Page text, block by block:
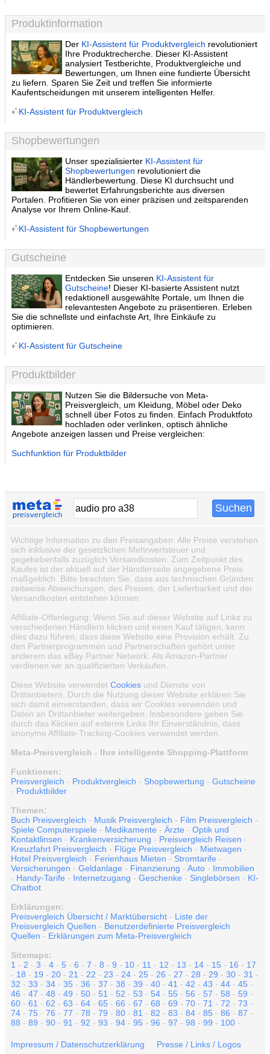
Produktinformation
Der KI-Assistent für Produktvergleich revolutioniert
Ihre Produktrecherche. Dieser KI-Assistent
analysiert Testberichte, Produktvergleiche und
Bewertungen, um Ihnen eine fundierte Übersicht
zu liefern. Sparen Sie Zeit und treffen Sie informierte
Kaufentscheidungen mit unserem intelligenten Helfer.
KI-Assistent für Produktvergleich
Shopbewertungen
Unser spezialisierter KI-Assistent für
Shopbewertungen revolutioniert die
Händlerbewertung. Diese KI durchsucht und
bewertet Erfahrungsberichte aus diversen
Portalen. Profitieren Sie von einer präzisen und zeitsparenden
Analyse vor Ihrem Online-Kauf.
KI-Assistent für Shopbewertungen
Gutscheine
Entdecken Sie unseren KI-Assistent für
Gutscheine! Dieser KI-basierte Assistent nutzt
redaktionell ausgewählte Portale, um Ihnen die
relevantesten Angebote zu präsentieren. Erleben
Sie die schnellste und einfachste Art, Ihre Einkäufe zu
optimieren.
KI-Assistent für Gutscheine
Produktbilder
Nutzen Sie die Bildersuche von Meta-
Preisvergleich, um Kleidung, Möbel oder Deko
schnell über Fotos zu finden. Einfach Produktfoto
hochladen oder verlinken, optisch ähnliche
Angebote anzeigen lassen und Preise vergleichen:
Suchfunktion für Produktbilder
Wichtige Information zu den Preisangaben: Alle Preise verstehen
sich inklusive der gesetzlichen Mehrwertsteuer und
gegebebenfalls zuzüglich Versandkosten. Zum Zeitpunkt des
Kaufes ist der aktuell auf der Händlerseite angegebene Preis
maßgeblich. Bitte beachten Sie, dass aus technischen Gründen
zeitweise Abweichungen, des Preises, der Lieferbarkeit und der
Versandkosten entstehen können.
Affiliate-Offenlegung: Wenn Sie auf dieser Website auf Links zu
verschiedenen Händlern klicken und einen Kauf tätigen, kann
dies dazu führen, dass diese Website eine Provision erhält. Zu
den Partnerprogrammen und Partnerschaften gehört unter
anderem das eBay Partner Network. Als Amazon-Partner
verdienen wir an qualifizierten Verkäufen.
Diese Website verwendet Cookies und Dienste von
Drittanbietern. Durch die Nutzung dieser Website erklären Sie
sich damit einverstanden, dass wir Cookies verwenden und
Daten an Drittanbieter weitergeben. Insbesondere geben Sie
durch das Klicken auf externe Links Ihr Einverständnis, dass
anonyme Affiliate-Tracking-Cookies verwendet werden.
Meta-Preisvergleich - Ihre intelligente Shopping-Plattform
Funktionen:
Preisvergleich - Produktvergleich - Shopbewertung - Gutscheine
- Produktbilder
Themen:
Buch Preisvergleich - Musik Preisvergleich - Film Preisvergleich -
Spiele Computerspiele - Medikamente - Ärzte - Optik und
Kontaktlinsen - Krankenversicherung - Preisvergleich Reisen -
Kreuzfahrt Preisvergleich - Flüge Preisvergleich - Mietwagen -
Hotel Preisvergleich - Ferienhaus Mieten - Stromtarife -
Versicherungen - Geldanlage - Finanzierung - Auto - Immobilien
- Handy-Tarife - Internetzugang - Geschenke - Singlebörsen - KI-
Chatbot
Erklärungen:
Preisvergleich Übersicht / Marktübersicht - Liste der
Preisvergleich Quellen - Benutzerdefinierte Preisvergleich
Quellen - Erklärungen zum Meta-Preisvergleich
Sitemaps:
1 - 2 - 3 - 4 - 5 - 6 - 7 - 8 - 9 - 10 - 11 - 12 - 13 - 14 - 15 - 16 - 17
- 18 - 19 - 20 - 21 - 22 - 23 - 24 - 25 - 26 - 27 - 28 - 29 - 30 - 31 -
32 - 33 - 34 - 35 - 36 - 37 - 38 - 39 - 40 - 41 - 42 - 43 - 44 - 45 -
46 - 47 - 48 - 49 - 50 - 51 - 52 - 53 - 54 - 55 - 56 - 57 - 58 - 59 -
60 - 61 - 62 - 63 - 64 - 65 - 66 - 67 - 68 - 69 - 70 - 71 - 72 - 73 -
74 - 75 - 76 - 77 - 78 - 79 - 80 - 81 - 82 - 83 - 84 - 85 - 86 - 87 -
88 - 89 - 90 - 91 - 92 - 93 - 94 - 95 - 96 - 97 - 98 - 99 - 100 -
Impressum / Datenschutzerklärung Presse / Links / Logos